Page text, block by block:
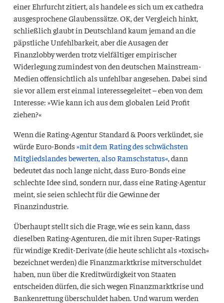
einer Ehrfurcht zitiert, als handele es sich um ex cathedra
ausgesprochene Glaubenssätze. OK, der Vergleich hinkt,
schließlich glaubt in Deutschland kaum jemand an die
päpstliche Unfehlbarkeit, aber die Ausagen der
Finanzlobby werden trotz vielfältiger empirischer
Widerlegung zumindest von den deutschen Mainstream-
Medien offensichtlich als unfehlbar angesehen. Dabei sind
sie vor allem erst einmal interessegeleitet – eben von dem
Interesse: »Wie kann ich aus dem globalen Leid Profit
ziehen?«
Wenn die Rating-Agentur Standard & Poors verkündet, sie
würde Euro-Bonds»mit dem Rating des schwächsten
Mitgliedslandes bewerten, also Ramschstatus«, dann
bedeutet das noch lange nicht, dass Euro-Bonds eine
schlechte Idee sind, sondern nur, dass eine Rating-Agentur
meint, sie seien schlecht für die Gewinne der
Finanzindustrie.
Überhaupt stellt sich die Frage, wie es sein kann, dass
dieselben Rating-Agenturen, die mit ihren Super-Ratings
für windige Kredit-Derivate (die heute schlicht als »toxisch«
bezeichnet werden) die Finanzmarktkrise mitverschuldet
haben, nun über die Kreditwürdigkeit von Staaten
entscheiden dürfen, die sich wegen Finanzmarktkrise und
Bankenrettung überschuldet haben. Und warum werden